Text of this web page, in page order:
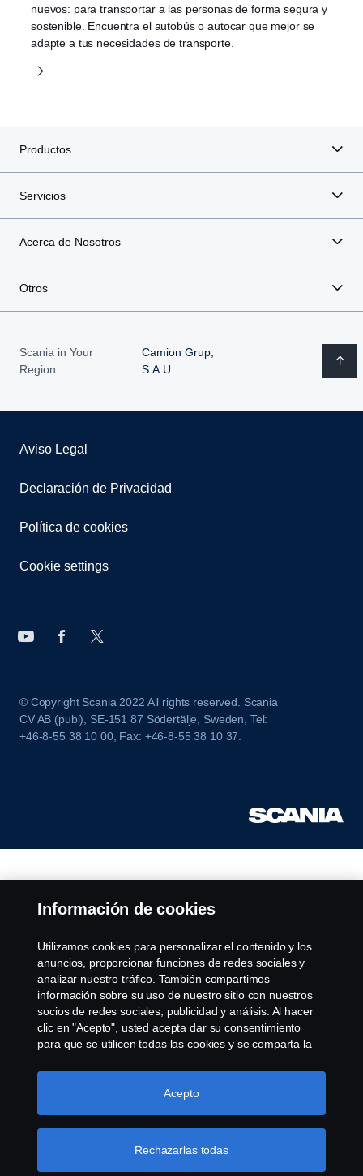
nuevos: para transportar a las personas de forma segura y
sostenible. Encuentra el autobús o autocar que mejor se
adapte a tus necesidades de transporte.
Productos
Servicios
Acerca de Nosotros
Otros
Scania in Your
Region:
Camion Grup,
S.A.U.
Aviso Legal
Declaración de Privacidad
Política de cookies
Cookie settings
© Copyright Scania 2022 All rights reserved. Scania
CV AB (publ), SE-151 87 Södertälje, Sweden, Tel:
+46-8-55 38 10 00, Fax: +46-8-55 38 10 37.
Información de cookies
Utilizamos cookies para personalizar el contenido y los
anuncios, proporcionar funciones de redes sociales y
analizar nuestro tráfico. También compartimos
información sobre su uso de nuestro sitio con nuestros
socios de redes sociales, publicidad y análisis. Al hacer
clic en "Acepto", usted acepta dar su consentimiento
para que se utilicen todas las cookies y se comparta la
haciendo clic en "Configuración de cookies" y
seleccionando las categorías que desea aceptar. Para
Más información sobre su privacidad
Rechazarlas todas
Acepto